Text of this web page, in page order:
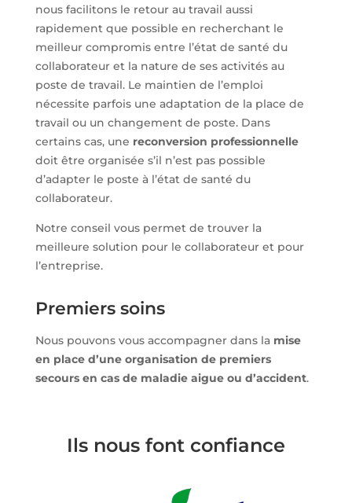
nous facilitons le retour au travail aussi
rapidement que possible en recherchant le
meilleur compromis entre l’état de santé du
collaborateur et la nature de ses activités au
poste de travail. Le maintien de l’emploi
nécessite parfois une adaptation de la place de
travail ou un changement de poste. Dans
certains cas, une reconversion professionnelle
doit être organisée s’il n’est pas possible
d’adapter le poste à l’état de santé du
collaborateur.
Notre conseil vous permet de trouver la
meilleure solution pour le collaborateur et pour
l’entreprise.
Premiers soins
Nous pouvons vous accompagner dans la mise
en place d’une organisation de premiers
secours en cas de maladie aigue ou d’accident.
Ils nous font confiance